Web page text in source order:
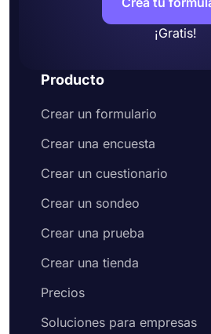
¡Gratis!
Producto
Crear un formulario
Crear una encuesta
Crear un cuestionario
Crear un sondeo
Crear una prueba
Crear una tienda
Precios
Soluciones para empresas